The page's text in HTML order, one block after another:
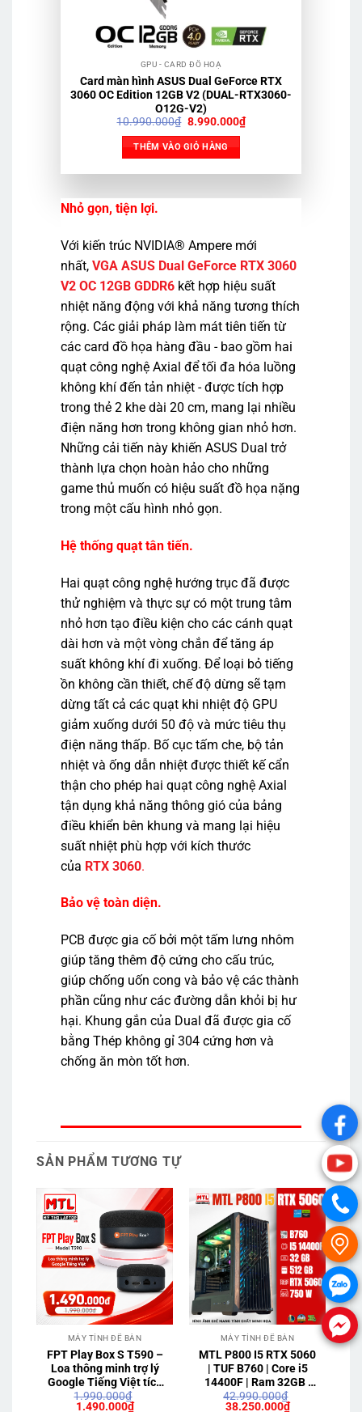
GPU - CARD ĐỒ HOẠ
Card màn hình ASUS Dual GeForce RTX
3060 OC Edition 12GB V2 (DUAL-RTX3060-
O12G-V2)
10.990.000₫ Giá
là:
10.990.000₫.
8.990.000₫Giá
hiện
THÊM VÀO GIỎ HÀNG
Nhỏ gọn, tiện lợi.
Với kiến ​​trúc NVIDIA® Ampere mới
nhất, VGA ASUS Dual GeForce RTX 3060
V2 OC 12GB GDDR6 kết hợp hiệu suất
nhiệt năng động với khả năng tương thích
rộng. Các giải pháp làm mát tiên tiến từ
các card đồ họa hàng đầu - bao gồm hai
quạt công nghệ Axial để tối đa hóa luồng
không khí đến tản nhiệt - được tích hợp
trong thẻ 2 khe dài 20 cm, mang lại nhiều
điện năng hơn trong không gian nhỏ hơn.
Những cải tiến này khiến ASUS Dual trở
thành lựa chọn hoàn hảo cho những
game thủ muốn có hiệu suất đồ họa nặng
trong một cấu hình nhỏ gọn.
Hệ thống quạt tân tiến.
Hai quạt công nghệ hướng trục đã được
thử nghiệm và thực sự có một trung tâm
nhỏ hơn tạo điều kiện cho các cánh quạt
dài hơn và một vòng chắn để tăng áp
suất không khí đi xuống. Để loại bỏ tiếng
ồn không cần thiết, chế độ dừng sẽ tạm
dừng tất cả các quạt khi nhiệt độ GPU
giảm xuống dưới 50 độ và mức tiêu thụ
điện năng thấp. Bố cục tấm che, bộ tản
nhiệt và ống dẫn nhiệt được thiết kế cẩn
thận cho phép hai quạt công nghệ Axial
tận dụng khả năng thông gió của bảng
điều khiển bên khung và mang lại hiệu
suất nhiệt phù hợp với kích thước
của RTX 3060.
Bảo vệ toàn diện.
PCB được gia cố bởi một tấm lưng nhôm
giúp tăng thêm độ cứng cho cấu trúc,
giúp chống uốn cong và bảo vệ các thành
phần cũng như các đường dẫn khỏi bị hư
hại. Khung gắn của Dual đã được gia cố
bằng Thép không gỉ 304 cứng hơn và
chống ăn mòn tốt hơn.
SẢN PHẨM TƯƠNG TỰ
MÁY TÍNH ĐỂ BÀN
FPT Play Box S T590 –
Loa thông minh trợ lý
Google Tiếng Việt tích
hợp TV box
1.990.000₫
Giá
1.490.000₫Giá
MÁY TÍNH ĐỂ BÀN
MTL P800 I5 RTX 5060
| TUF B760 | Core i5
14400F | Ram 32GB |
SSD 512GB | RTX 5060
42.990.000₫
Giá
38.250.000₫Giá
.
.
.
.
.
.